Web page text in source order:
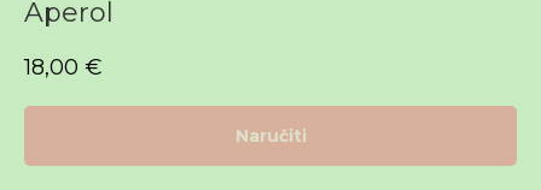
Aperol
18,00 €
Naručiti